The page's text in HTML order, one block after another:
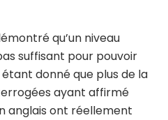
qu’un niveau
suffisant pour pouvoir
donné que plus de la
ayant affirmé
anglais ont réellement